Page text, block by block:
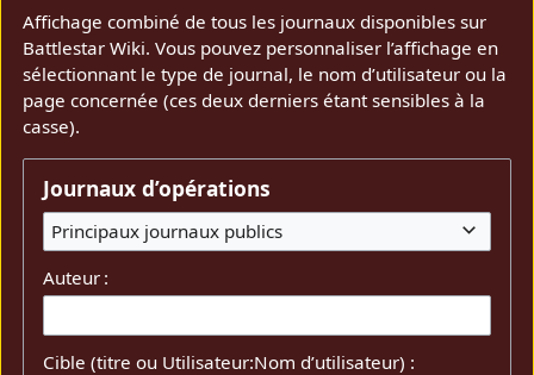
Affichage combiné de tous les journaux disponibles sur
Battlestar Wiki. Vous pouvez personnaliser l’affichage en
sélectionnant le type de journal, le nom d’utilisateur ou la
page concernée (ces deux derniers étant sensibles à la
casse).
Journaux d’opérations
Principaux journaux publics
Auteur :
Cible (titre ou Utilisateur:Nom d’utilisateur) :